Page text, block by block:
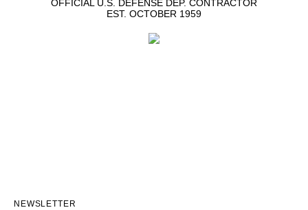
OFFICIAL U.S. DEFENSE DEP. CONTRACTOR
EST. OCTOBER 1959
NEWSLETTER